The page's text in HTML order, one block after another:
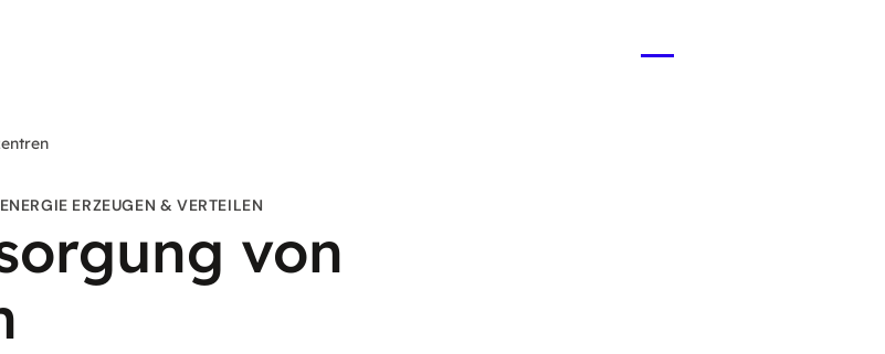
ENERGIE ERZEUGEN & VERTEILEN
von